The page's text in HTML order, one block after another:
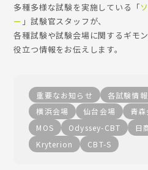
多種多様な試験を実施している「
ー 」試験官スタッフが、
各種試験や試験会場に関するギモ
役立つ情報をお伝えします。
重要なお知らせ 各試験情報
横浜会場
仙台会場 青
MOS
Odyssey-CBT 日
Kryterion
CBT-S